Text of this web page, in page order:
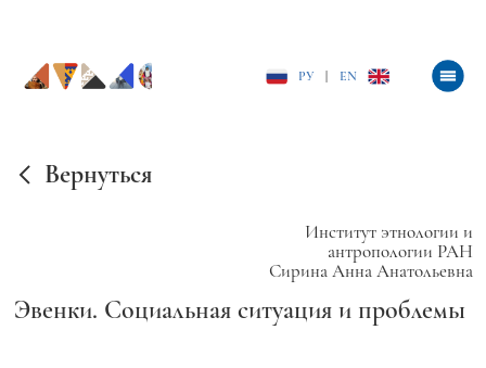
РУ EN
Вернуться
Институт этнологии и
антропологии РАН
Сирина Анна Анатольевна
Эвенки. Социальная ситуация и проблемы